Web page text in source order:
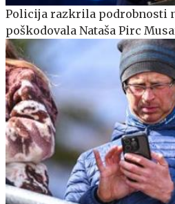
Policija razkrila podrobnosti
poškodovala Nataša Pirc